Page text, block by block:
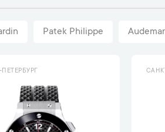
Patek Philippe